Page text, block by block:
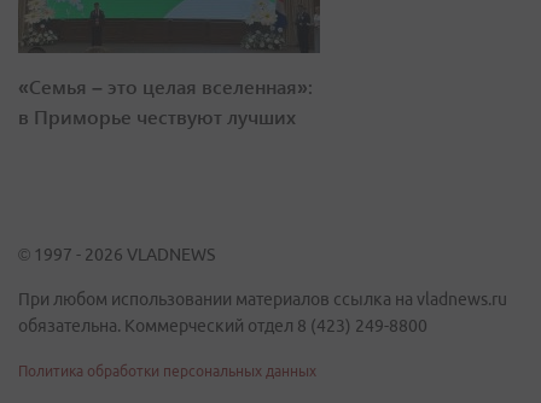
«Семья – это целая вселенная»:
в Приморье чествуют лучших
© 1997 - 2026 VLADNEWS
При любом использовании материалов ссылка на vladnews.ru
обязательна. Коммерческий отдел 8 (423) 249-8800
Политика обработки персональных данных